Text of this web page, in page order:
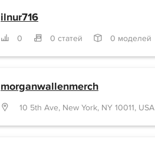
ilnur716
0 0 статей 0 моделей
morganwallenmerch
10 5th Ave, New York, NY 10011, USA